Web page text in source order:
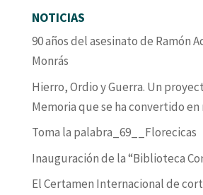
NOTICIAS
90 años del asesinato de Ramón
Monrás
Hierro, Ordio y Guerra. Un
Memoria que se ha convertido en
Toma la palabra_69__Florecicas
Inauguración de la “Biblioteca
El Certamen Internacional de